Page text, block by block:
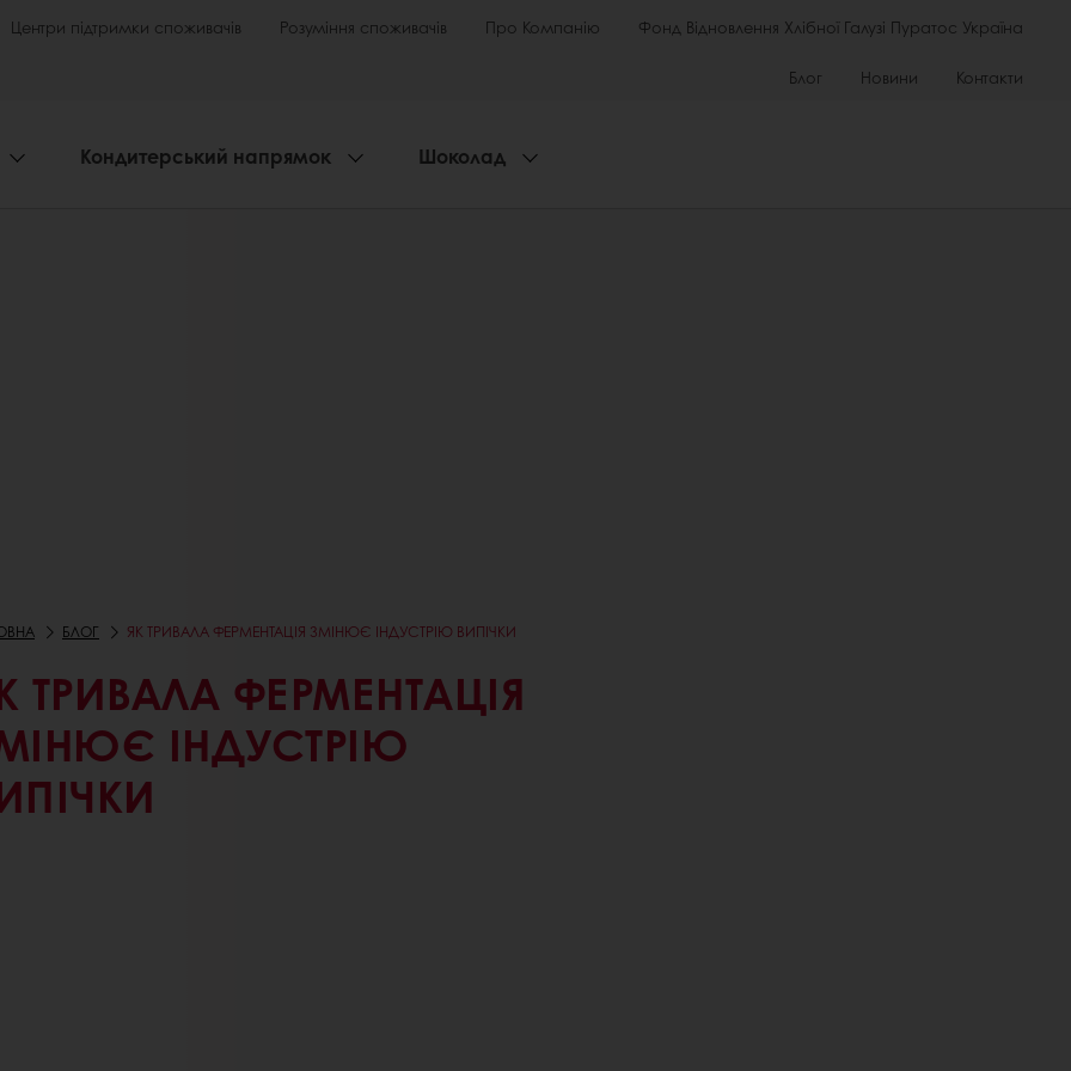
Центри підтримки споживачів Розуміння споживачів Про Компанію Фонд Відновлення Хлібної Галузі Пуратос Україна
Блог Новини Контакти
Кондитерський напрямок Шоколад
БЛОГ ЯК ТРИВАЛА ФЕРМЕНТАЦІЯ ЗМІНЮЄ ІНДУСТРІЮ ВИПІЧКИ
ТРИВАЛА ФЕРМЕНТАЦІЯ
ІНДУСТРІЮ